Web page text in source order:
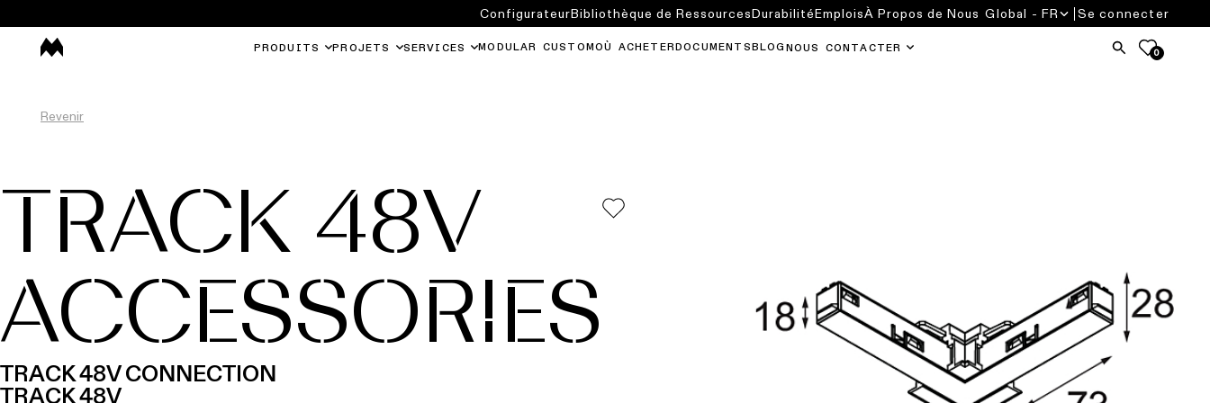
PRODUITS PROJETS SERVICES MODULAR CUSTOM OÙ ACHETER DOCUMENTS BLOG NOUS CONTACTER 0
ConfigurateurBibliothèque de RessourcesDurabilitéEmploisÀ Propos de Nous Global - FR Se connecter
Revenir
TRACK 48V
ACCESSORIES
TRACK 48V CONNECTION
TRACK 48V